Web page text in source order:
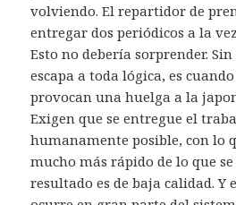
volviendo. El repartidor de
entregar dos periódicos a la
Esto no debería sorprender.
escapa a toda lógica, es
provocan una huelga a la
Exigen que se entregue el
humanamente posible, con lo
mucho más rápido de lo que
resultado es de baja calidad. Y